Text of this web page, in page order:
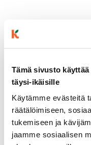
Tämä sivusto
täysi-ikäisille
Käytämme evästeitä
räätälöimiseen,
tukemiseen ja
jaamme sosiaalisen